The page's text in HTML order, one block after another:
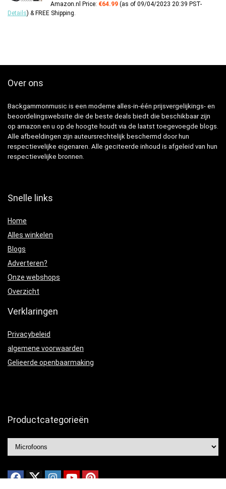
Amazon.nl Price: €64.99 (as of 09/04/2023 20:39 PST-
Details) & FREE Shipping.
Over ons
Backgammonmusic is een moderne alles-in-één prijsvergelijkings- en
beoordelingswebsite die de beste deals biedt die beschikbaar zijn
op amazon en u op de hoogte houdt via de laatst toegevoegde blogs.
Alle afbeeldingen zijn auteursrechtelijk beschermd door hun
respectievelijke eigenaren. Alle geciteerde inhoud is afgeleid van hun
respectievelijke bronnen.
Snelle links
Home
Alles winkelen
Blogs
Adverteren?
Onze webshops
Overzicht
Verklaringen
Privacybeleid
algemene voorwaarden
Gelieerde openbaarmaking
Productcategorieën